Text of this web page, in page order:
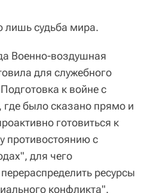
лишь судьба мира.
Военно-воздушная
для служебного
к войне с
было сказано прямо и
готовиться к
противостоянию с
для чего
ресурсы
конфликта".